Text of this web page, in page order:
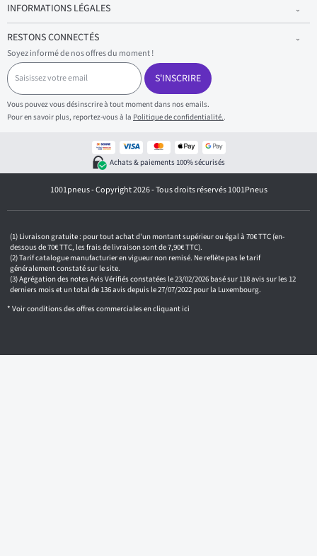
INFORMATIONS LÉGALES
RESTONS CONNECTÉS
Soyez informé de nos offres du moment !
S
a
i
s
i
s
e
m
a
S'INSCRIRE
Vous pouvez vous désinscrire à tout moment dans nos emails.
Pour en savoir plus, reportez-vous à la Politique de confidentialité..
Achats & paiements 100% sécurisés
1001pneus - Copyright 2026 - Tous droits réservés 1001Pneus
Livraison gratuite : pour tout achat d'un montant supérieur ou égal à 70€ TTC (en-
dessous de 70€ TTC, les frais de livraison sont de 7,90€ TTC).
Tarif catalogue manufacturier en vigueur non remisé. Ne reflète pas le tarif
généralement constaté sur le site.
Agrégation des notes Avis Vérifiés constatées le 23/02/2026 basé sur 118 avis sur les 12
derniers mois et un total de 136 avis depuis le 27/07/2022 pour la Luxembourg.
* Voir conditions des offres commerciales encliquant ici